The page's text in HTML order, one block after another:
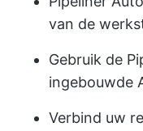
van de
Gebruik de
ingebouwde
Verbind uw